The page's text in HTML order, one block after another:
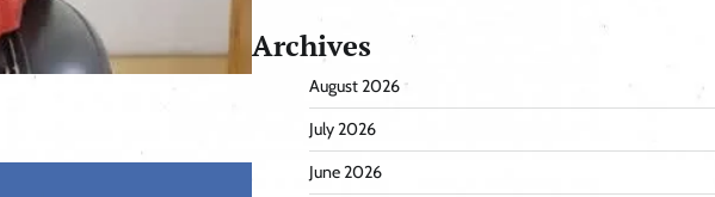
Archives
August 2026
July 2026
June 2026